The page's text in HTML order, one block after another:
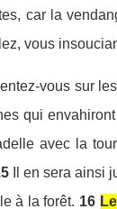
car la
vous
vous sur
qui
avec la
Il en sera ainsi
à la forêt. 16